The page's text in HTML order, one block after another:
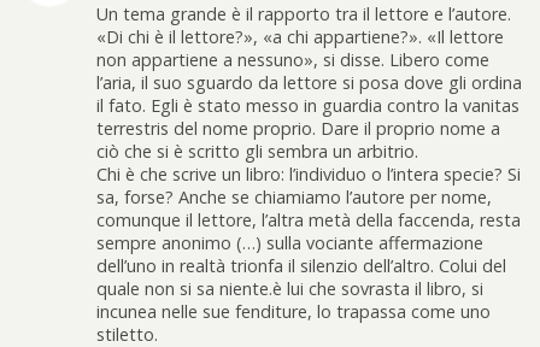
Un tema grande è il rapporto tra il lettore e l’autore.
«Di chi è il lettore?», «a chi appartiene?». «Il lettore
non appartiene a nessuno», si disse. Libero come
l’aria, il suo sguardo da lettore si posa dove gli ordina
il fato. Egli è stato messo in guardia contro la vanitas
terrestris del nome proprio. Dare il proprio nome a
ciò che si è scritto gli sembra un arbitrio.
Chi è che scrive un libro: l’individuo o l’intera specie? Si
sa, forse? Anche se chiamiamo l’autore per nome,
comunque il lettore, l’altra metà della faccenda, resta
sempre anonimo (…) sulla vociante affermazione
dell’uno in realtà trionfa il silenzio dell’altro. Colui del
quale non si sa niente.è lui che sovrasta il libro, si
incunea nelle sue fenditure, lo trapassa come uno
stiletto.